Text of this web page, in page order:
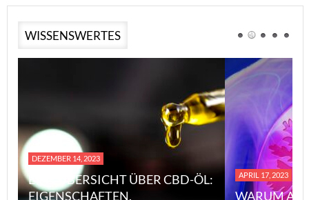
WISSENSWERTES
DEZEMBER 14, 2023
EINE ÜBERSICHT ÜBER CBD-ÖL:
EIGENSCHAFTEN,
APRIL 17, 2023
WARUM